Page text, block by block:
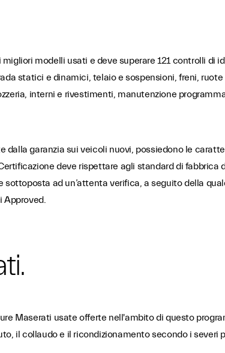
modelli usati e deve superare 121 controlli di
statici e dinamici, telaio e sospensioni, freni,
interni e rivestimenti, manutenzione
garanzia sui veicoli nuovi, possiedono le
deve rispettare agli standard di
ad un’attenta verifica, a seguito della
Approved.
Maserati usate offerte nell'ambito di questo
il collaudo e il ricondizionamento secondo i severi